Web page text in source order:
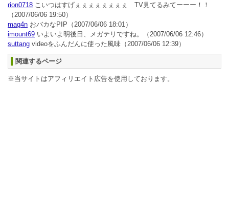
rion0718 こいつはすげぇぇぇぇぇぇぇぇ TV見てるみてーーー！！
（2007/06/06 19:50）
mag4n おバカなPIP （2007/06/06 18:01）
imount69 いよいよ明後日、メガテリですね。
（2007/06/06 12:46）
suttang videoをふんだんに使った風味 （2007/06/06 12:39）
関連するページ
※当サイトはアフィリエイト広告を使用しております。